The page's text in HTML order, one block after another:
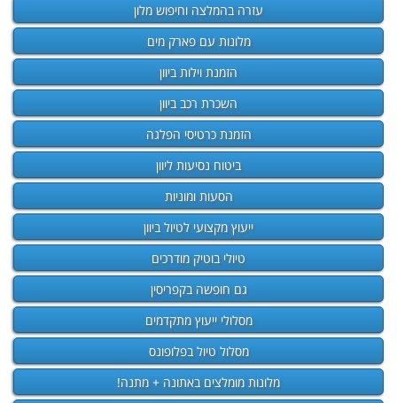
עזרה בהמלצה וחיפוש מלון
מלונות עם פארק מים
הזמנת וילות ביוון
השכרת רכב ביוון
הזמנת כרטיסי הפלגה
ביטוח נסיעות ליוון
הסעות ומוניות
ייעוץ מקצועי לטיול ביוון
טיולי בוטיק מודרכים
גם חופשה בקפריסין
מסלולי ייעוץ מתקדמים
מסלול טיול בפלופונס
מלונות מומלצים באתונה + מתנה!